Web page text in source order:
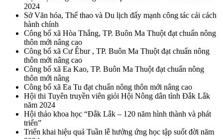
2024
Sở Văn hóa, Thể thao và Du lịch đẩy mạnh công tác cải cách
hành chính
Công bố xã Hòa Thắng, TP. Buôn Ma Thuột đạt chuẩn nông
thôn mới nâng cao
Công bố xã Cư Êbur , TP. Buôn Ma Thuột đạt chuẩn nông
thôn mới nâng cao
Công bố xã Ea Kao, TP. Buôn Ma Thuột đạt chuẩn nông
thôn mới nâng
Công bố xã Ea Tu đạt chuẩn nông thôn mới nâng cao
Hội thi Tuyên truyền viên giỏi Hội Nông dân tỉnh Đắk Lắk
năm 2024
Hội thảo khoa học “Đắk Lắk – 120 năm hình thành và phát
triển”
Triển khai hiệu quả Tuần lễ hưởng ứng học tập suốt đời năm